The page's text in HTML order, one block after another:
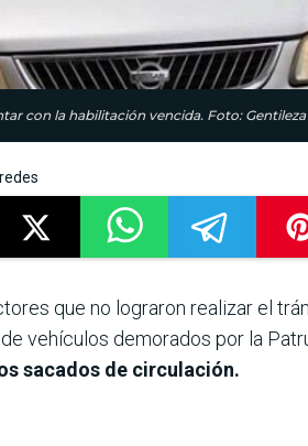
con la habilitación vencida. Foto: Gentileza
que no lograron realizar el
vehículos demorados por la
sacados de circulación.